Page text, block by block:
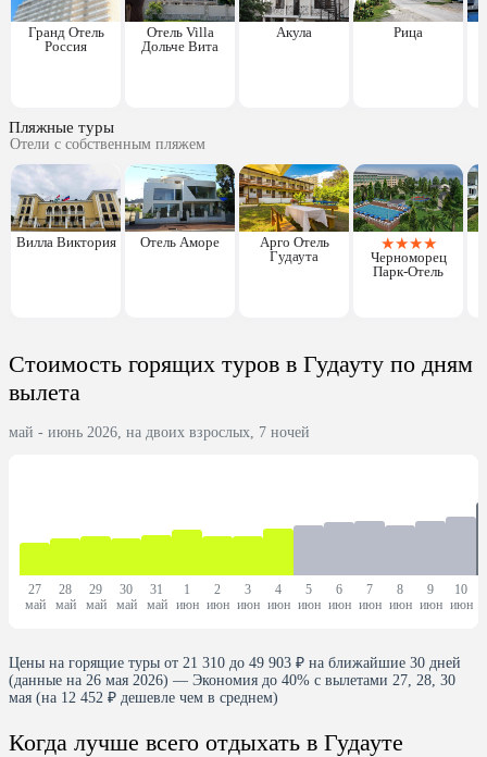
Гранд Отель
Россия
Отель Villa
Дольче Вита
Акула Рица
Пляжные туры
Отели с собственным пляжем
Вилла Виктория Отель Аморе
Арго Отель
Гудаута
★★★★
Черноморец
Парк-Отель
Стоимость горящих туров в Гудауту по дням
вылета
май - июнь 2026, на двоих взрослых, 7 ночей
27
май
28
май
29
май
30
май
31
май
1
июн
2
июн
3
июн
4
июн
5
июн
6
июн
7
июн
8
июн
9
июн
10
июн
Цены на горящие туры от 21 310 до 49 903 ₽ на ближайшие 30 дней
(данные на 26 мая 2026) — Экономия до 40% с вылетами 27, 28, 30
мая (на 12 452 ₽ дешевле чем в среднем)
Когда лучше всего отдыхать в Гудауте